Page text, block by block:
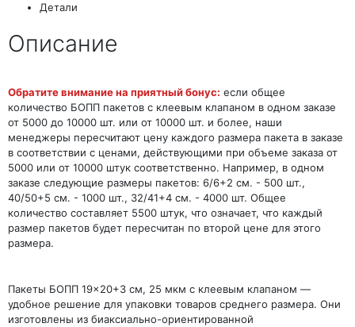
Детали
Описание
Обратите внимание на приятный бонус: если общее
количество БОПП пакетов с клеевым клапаном в одном заказе
от 5000 до 10000 шт. или от 10000 шт. и более, наши
менеджеры пересчитают цену каждого размера пакета в заказе
в соответствии с ценами, действующими при объеме заказа от
5000 или от 10000 штук соответственно. Например, в одном
заказе следующие размеры пакетов: 6/6+2 см. - 500 шт.,
40/50+5 см. - 1000 шт., 32/41+4 см. - 4000 шт. Общее
количество составляет 5500 штук, что означает, что каждый
размер пакетов будет пересчитан по второй цене для этого
размера.
Пакеты БОПП 19×20+3 см, 25 мкм с клеевым клапаном —
удобное решение для упаковки товаров среднего размера. Они
изготовлены из биаксиально-ориентированной